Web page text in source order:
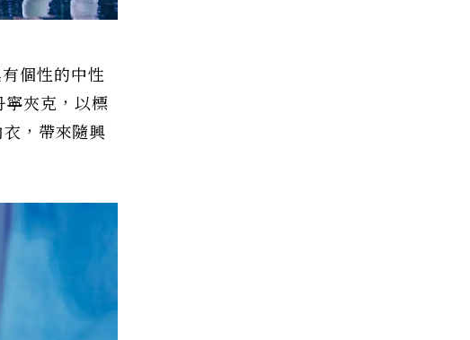
個性的中性
夾克，以標
，帶來隨興